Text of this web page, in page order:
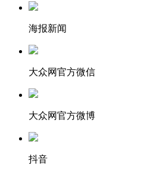
海报新闻
大众网官方微信
大众网官方微博
抖音